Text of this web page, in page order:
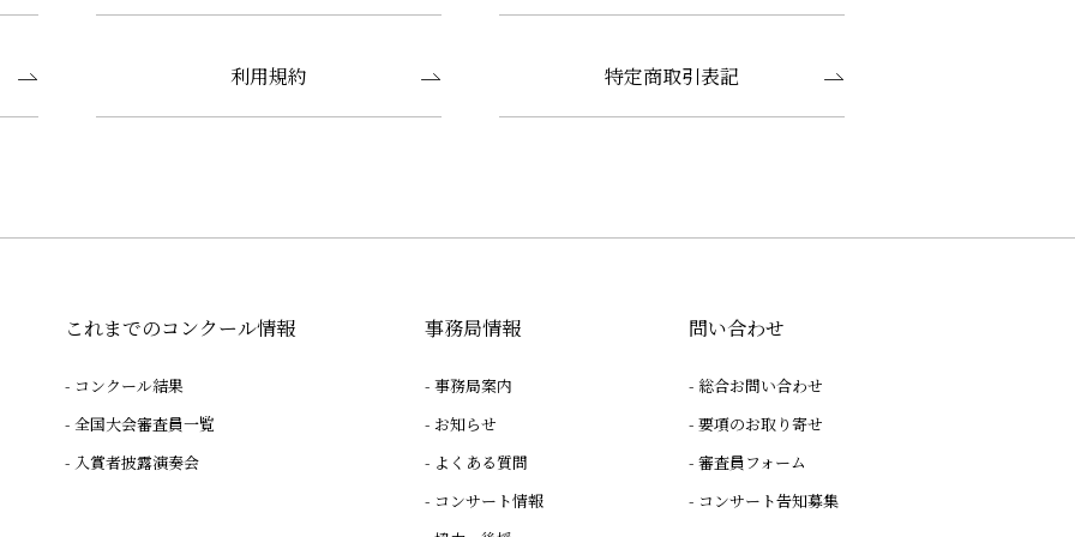
利用規約 特定商取引表記
これまでのコンクール情報
コンクール結果
全国大会審査員一覧
入賞者披露演奏会
事務局情報
事務局案内
お知らせ
よくある質問
コンサート情報
問い合わせ
総合お問い合わせ
要項のお取り寄せ
審査員フォーム
コンサート告知募集